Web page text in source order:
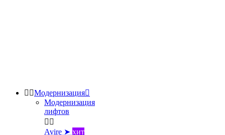
 Модернизация
Модернизация
лифтов
 
Avire ➤ хит